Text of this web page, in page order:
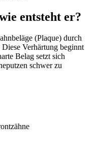
entsteht er?
(Plaque) durch
Verhärtung beginnt
Belag setzt sich
schwer zu